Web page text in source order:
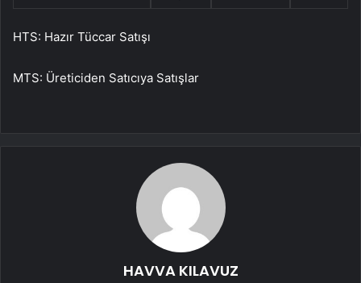
HTS: Hazır Tüccar Satışı
MTS: Üreticiden Satıcıya Satışlar
HAVVA KILAVUZ